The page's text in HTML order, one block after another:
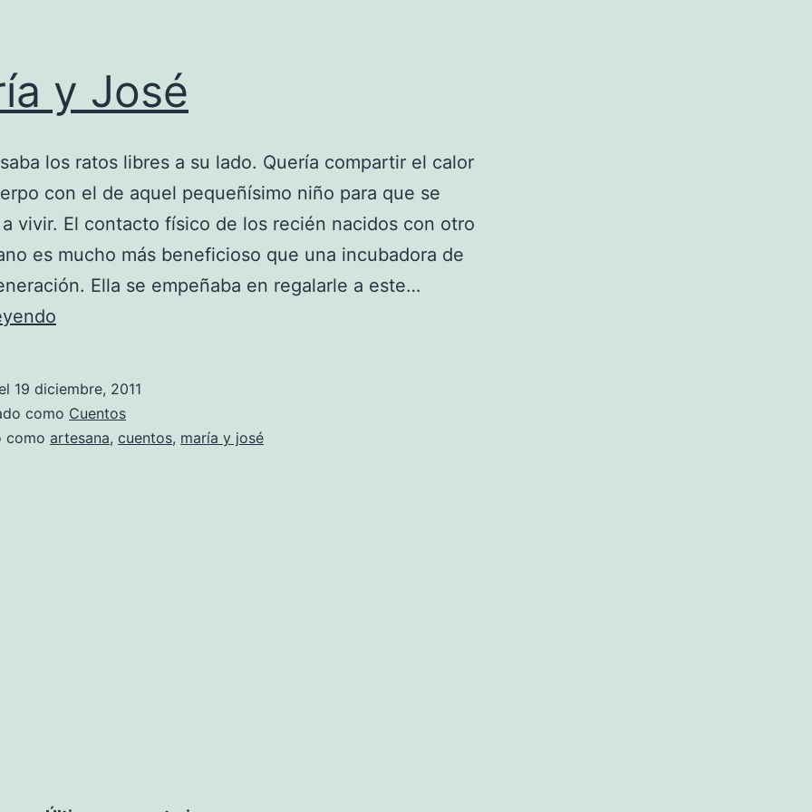
y José
los ratos libres a su lado. Quería compartir el calor
con el de aquel pequeñísimo niño para que se
a vivir. El contacto físico de los recién nacidos con otro
es mucho más beneficioso que una incubadora de
Ella se empeñaba en regalarle a este…
19 diciembre, 2011
como Cuentos
como artesana, cuentos, maría y josé